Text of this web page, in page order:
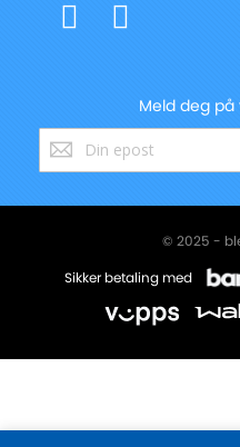
Meld deg
Registrer
deg
vårt
© 2025 -
Sikker betaling med